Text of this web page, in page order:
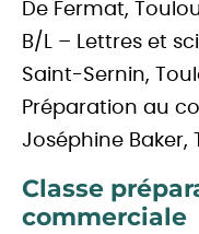
De Fermat,
B/L – Lettres et
Saint-Sernin,
Préparation au
Joséphine Baker,
Classe
commerciale